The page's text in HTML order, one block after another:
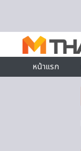
หน้าแรก